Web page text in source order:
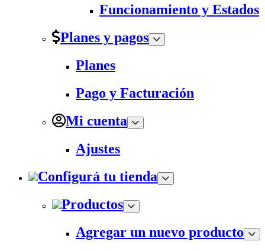
Funcionamiento y Estados
Planes y pagos
Planes
Pago y Facturación
Mi cuenta
Ajustes
Configurá tu tienda
Productos
Agregar un nuevo producto